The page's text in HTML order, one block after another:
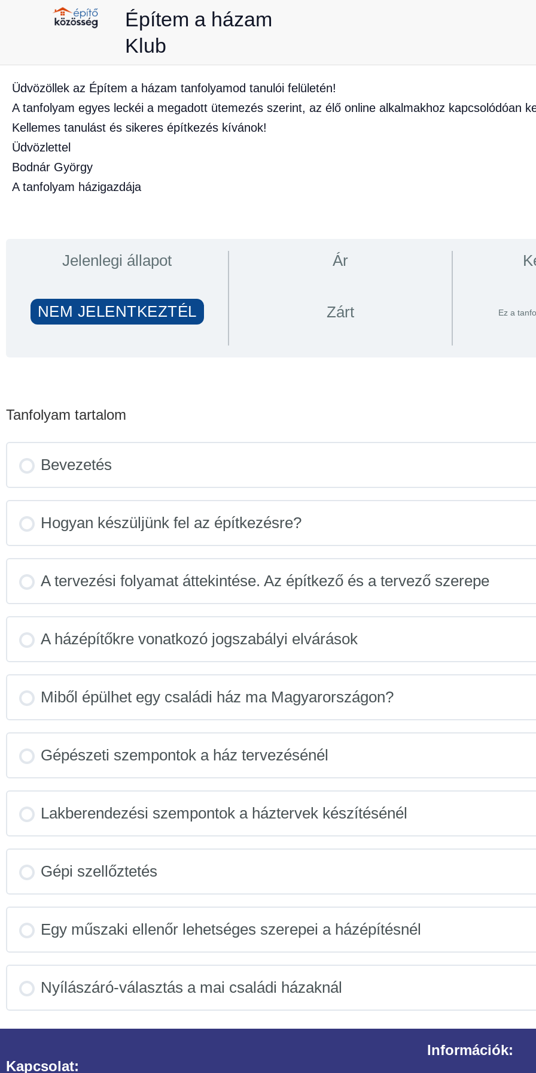
Építem a házam
Klub
Üdvözöllek az Építem a házam tanfolyamod tanulói felületén!
A tanfolyam egyes leckéi a megadott ütemezés szerint, az élő online alkalmakhoz kapcsolódóan
Kellemes tanulást és sikeres építkezés kívánok!
Üdvözlettel
Bodnár György
A tanfolyam házigazdája
Jelenlegi állapot
NEM JELENTKEZTÉL
Ár
Zárt Ez a
Tanfolyam tartalom
Bevezetés
Hogyan készüljünk fel az építkezésre?
A tervezési folyamat áttekintése. Az építkező és a tervező szerepe
A házépítőkre vonatkozó jogszabályi elvárások
Miből épülhet egy családi ház ma Magyarországon?
Gépészeti szempontok a ház tervezésénél
Lakberendezési szempontok a háztervek készítésénél
Gépi szellőztetés
Egy műszaki ellenőr lehetséges szerepei a házépítésnél
Nyílászáró-választás a mai családi házaknál
Kapcsolat:
Információk: